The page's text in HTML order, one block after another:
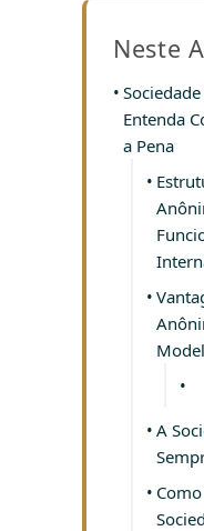
Neste
Entenda
a Pena
A